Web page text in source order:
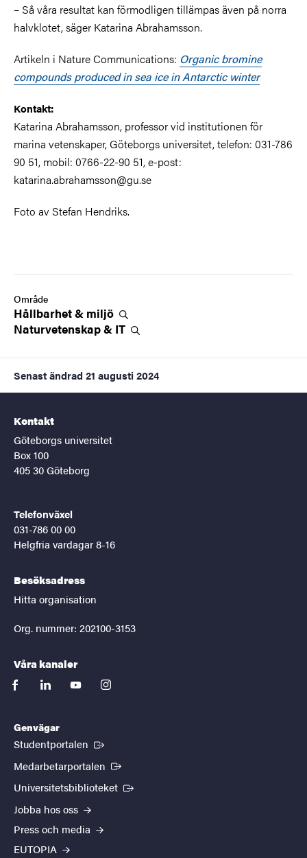
– Så våra resultat kan förmodligen tillämpas även på norra
halvklotet, säger Katarina Abrahamsson.
Artikeln i Nature Communications: Organic bromine
compounds produced in sea ice in Antarctic winter
Kontakt:
Katarina Abrahamsson, professor vid institutionen för
marina vetenskaper, Göteborgs universitet, telefon: 031-786
90 51, mobil: 0766-22-90 51, e-post:
katarina.abrahamsson@gu.se
Foto av Stefan Hendriks.
Område
Hållbarhet & miljö
Naturvetenskap & IT
Senast ändrad 21 augusti 2024
Kontakt
Göteborgs universitet
Box 100
405 30 Göteborg
Telefonväxel
031-786 00 00
Helgfria vardagar 8-16
Besöksadress
Hitta organisation
Org. nummer: 202100-3153
Våra kanaler
facebooklinkedinyoutubeinstagram
Genvägar
Studentportalen (Extern länk)
Medarbetarportalen (Extern länk)
Universitetsbiblioteket (Extern länk)
Jobba hos oss
Press och media
EUTOPIA